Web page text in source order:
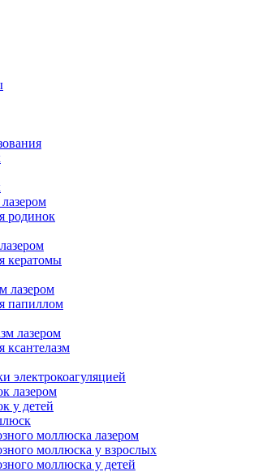
родинок
кератомы
лазером
папиллом
лазером
ксантелазм
электрокоагуляцией
лазером
у детей
моллюска лазером
моллюска у взрослых
моллюска у детей